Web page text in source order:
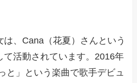
、Cana（花夏）さんという
て活動されています。2016年
と」という楽曲で歌手デビュ